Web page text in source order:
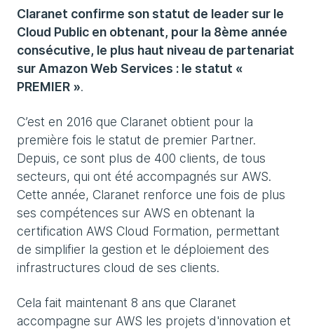
Claranet confirme son statut de leader sur le
Cloud Public en obtenant, pour la 8ème année
consécutive, le plus haut niveau de partenariat
sur Amazon Web Services : le statut «
PREMIER ».
C’est en 2016 que Claranet obtient pour la
première fois le statut de premier Partner.
Depuis, ce sont plus de 400 clients, de tous
secteurs, qui ont été accompagnés sur AWS.
Cette année, Claranet renforce une fois de plus
ses compétences sur AWS en obtenant la
certification AWS Cloud Formation, permettant
de simplifier la gestion et le déploiement des
infrastructures cloud de ses clients.
Cela fait maintenant 8 ans que Claranet
accompagne sur AWS les projets d'innovation et